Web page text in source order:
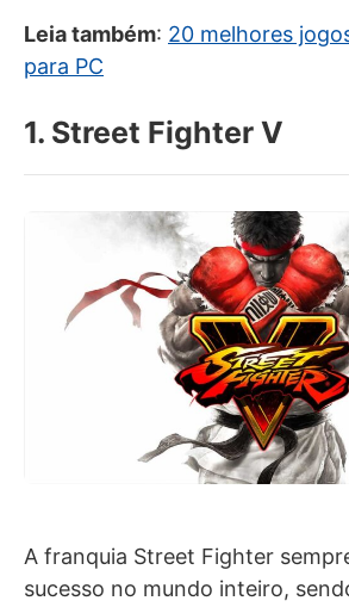
Leia também: 20 melhores
para PC
1. Street Fighter V
A franquia Street Fighter
sucesso no mundo inteiro,